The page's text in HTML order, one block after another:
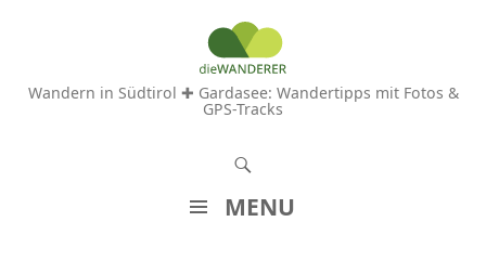
Wandern in Südtirol ✚ Gardasee: Wandertipps mit Fotos &
GPS-Tracks
MENU